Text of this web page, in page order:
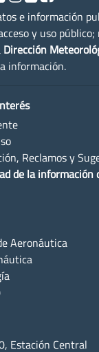
e información
y uso
Dirección
información.
Reclamos y
de la información
Aeronáutica
Estación Central